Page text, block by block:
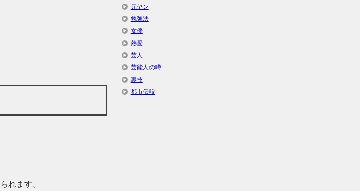
れます。
元ヤン
勉強法
女優
熱愛
芸人
芸能人の噂
裏技
都市伝説